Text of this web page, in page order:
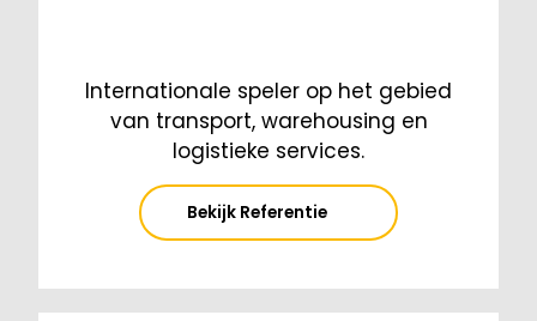
Internationale speler op het gebied
van transport, warehousing en
logistieke services.
Bekijk Referentie